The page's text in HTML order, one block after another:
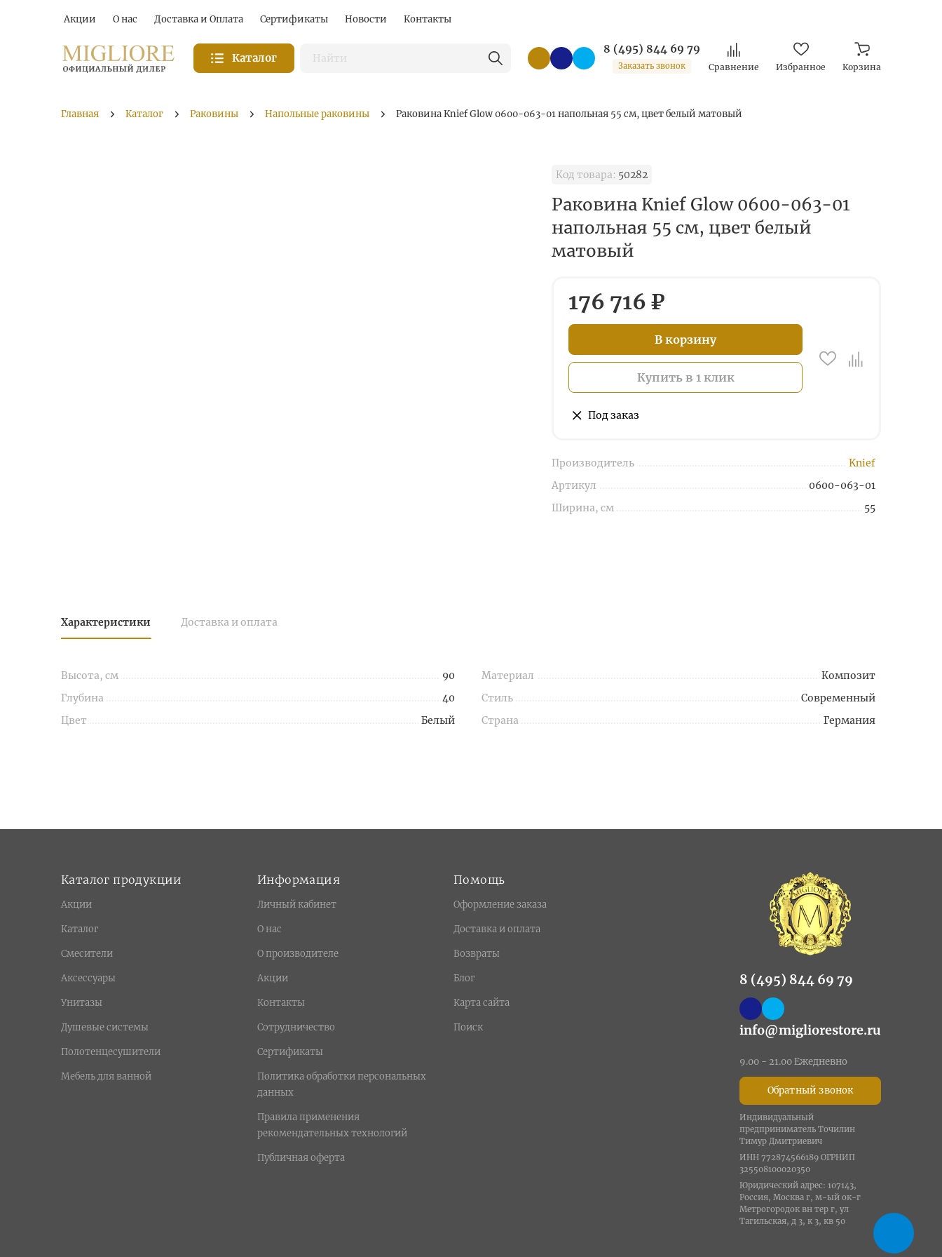
Акции О нас Доставка и Оплата Сертификаты Новости Контакты
Каталог
8 (495) 844 69 79
Заказать звонок Сравнение Избранное Корзина
Главная Каталог Раковины Напольные раковины Раковина Knief Glow 0600-063-01 напольная 55 см, цвет белый матовый
Код товара: 50282
Раковина Knief Glow 0600-063-01
напольная 55 см, цвет белый
матовый
176 716 ₽
В корзину
Купить в 1 клик
Под заказ
Производитель
Knief
Артикул
0600-063-01
Ширина, см
55
Характеристики Доставка и оплата
Высота, см
90
Глубина
40
Цвет
Белый
Материал
Композит
Стиль
Современный
Страна
Германия
Каталог продукции
Акции
Каталог
Смесители
Аксессуары
Унитазы
Душевые системы
Полотенцесушители
Мебель для ванной
Информация
Личный кабинет
О нас
О производителе
Акции
Контакты
Сотрудничество
Сертификаты
Политика обработки персональных
данных
Правила применения
рекомендательных технологий
Публичная оферта
Помощь
Оформление заказа
Доставка и оплата
Возвраты
Блог
Карта сайта
Поиск
8 (495) 844 69 79
info@migliorestore.ru
9.00 - 21.00 Ежедневно
Обратный звонок
Индивидуальный
предприниматель Точилин
Тимур Дмитриевич
ИНН 772874566189 ОГРНИП
325508100020350
Юридический адрес: 107143,
Россия, Москва г, м-ый ок-г
Метрогородок вн тер г, ул
Тагильская, д 3, к 3, кв 50